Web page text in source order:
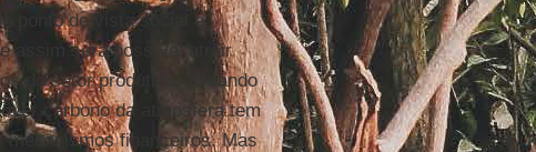
ponto de vista social e
assim será possível atrair
do setor produtivo. “Quando
carbono da atmosfera tem
financeiros. Mas